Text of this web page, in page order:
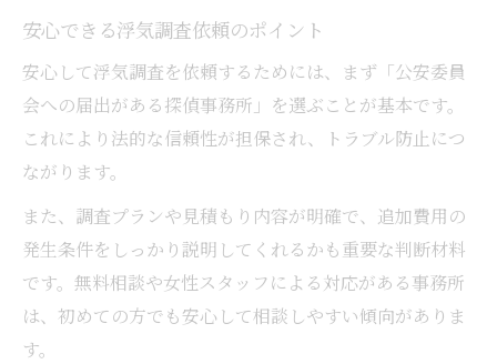
安心できる浮気調査依頼のポイント
安心して浮気調査を依頼するためには、まず「公安委員
会への届出がある探偵事務所」を選ぶことが基本です。
これにより法的な信頼性が担保され、トラブル防止につ
ながります。
また、調査プランや見積もり内容が明確で、追加費用の
発生条件をしっかり説明してくれるかも重要な判断材料
です。無料相談や女性スタッフによる対応がある事務所
は、初めての方でも安心して相談しやすい傾向がありま
す。